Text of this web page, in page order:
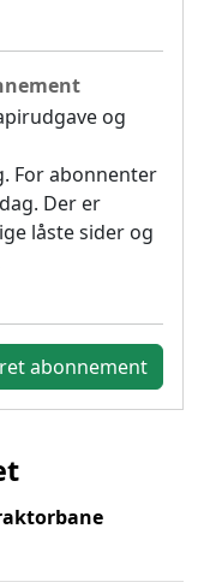
og
For abonnenter
Der er
låste sider og